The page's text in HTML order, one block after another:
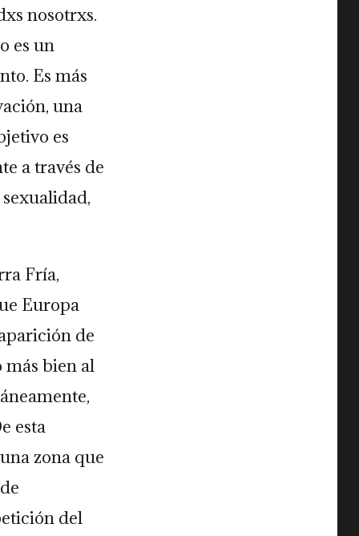
nosotrxs.
es un
Es más
una
es
a través de
Fría,
Europa
de
más bien al
esta
zona que
del